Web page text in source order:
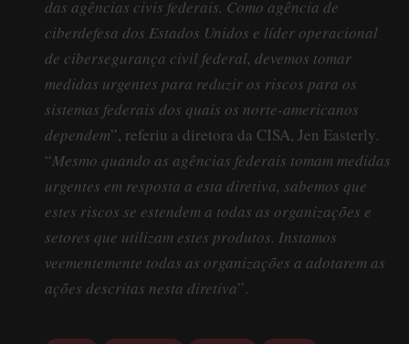
das agências civis federais. Como agência de
ciberdefesa dos Estados Unidos e líder operacional
de cibersegurança civil federal, devemos tomar
medidas urgentes para reduzir os riscos para os
sistemas federais dos quais os norte-americanos
dependem”, referiu a diretora da CISA, Jen Easterly.
“Mesmo quando as agências federais tomam medidas
urgentes em resposta a esta diretiva, sabemos que
estes riscos se estendem a todas as organizações e
setores que utilizam estes produtos. Instamos
veementemente todas as organizações a adotarem as
ações descritas nesta diretiva”.